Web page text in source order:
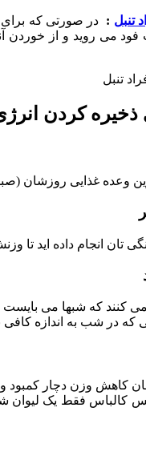
تنبل : در صورتی که برای
می‏ روید و از خوردن
ذخیره کردن
ترین وعده غذایی روزشان
‏تان انجام داده اید
که در شب به اندازه
فقط یک لیوان شیر و